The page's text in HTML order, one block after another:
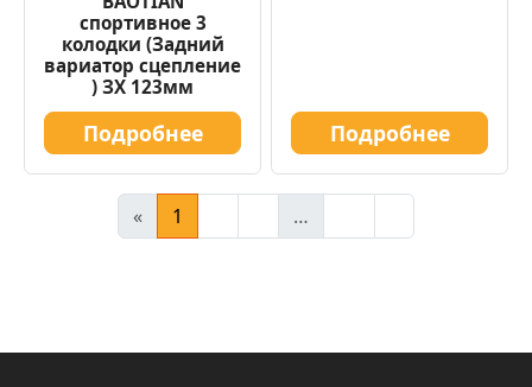
спортивное 3
колодки (Задний
вариатор сцепление
) ЗХ 123мм
Подробнее Подробнее
« 1 …